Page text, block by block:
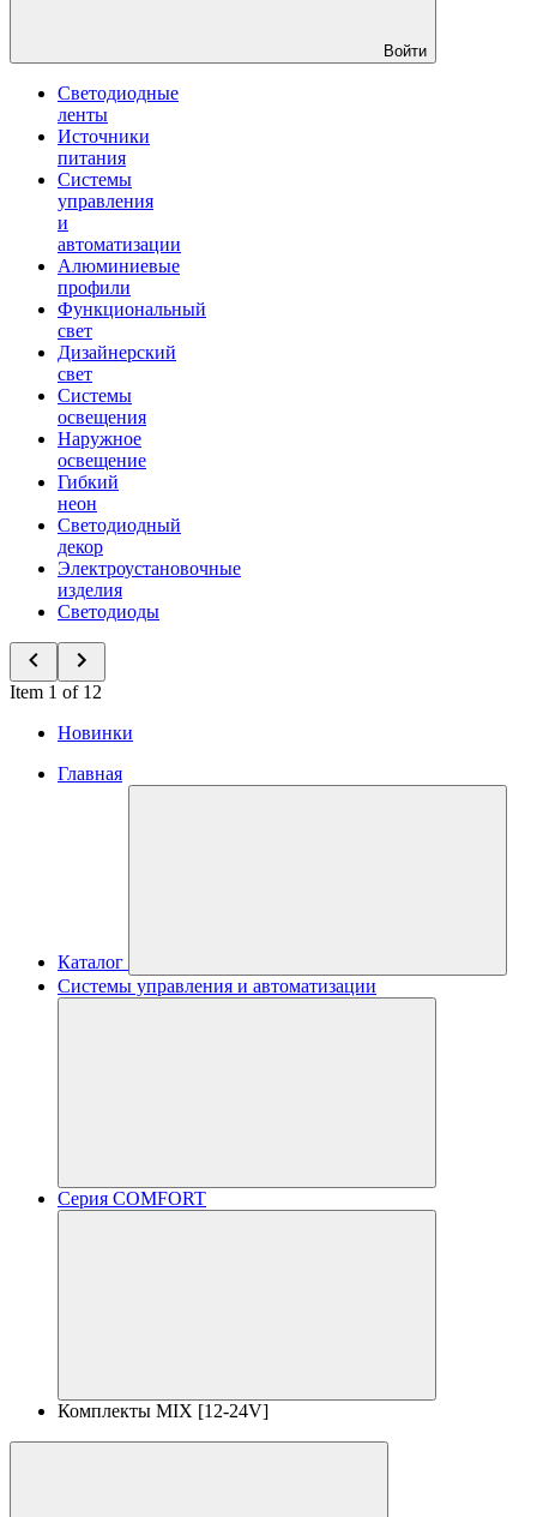
Войти
Светодиодные
ленты
Источники
питания
Системы
управления
и
автоматизации
Алюминиевые
профили
Функциональный
свет
Дизайнерский
свет
Системы
освещения
Наружное
освещение
Гибкий
неон
Светодиодный
декор
Электроустановочные
изделия
Светодиоды
Item 1 of 12
Новинки
Главная
Каталог
Системы управления и автоматизации
Серия COMFORT
Комплекты MIX [12-24V]